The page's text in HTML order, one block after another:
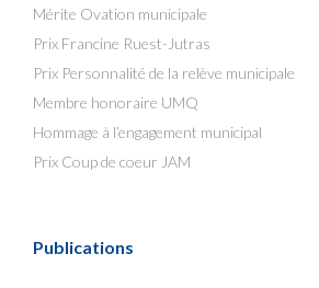
Mérite Ovation municipale
Prix Francine Ruest-Jutras
Prix Personnalité de la relève municipale
Membre honoraire UMQ
Hommage à l’engagement municipal
Prix Coup de coeur JAM
Publications